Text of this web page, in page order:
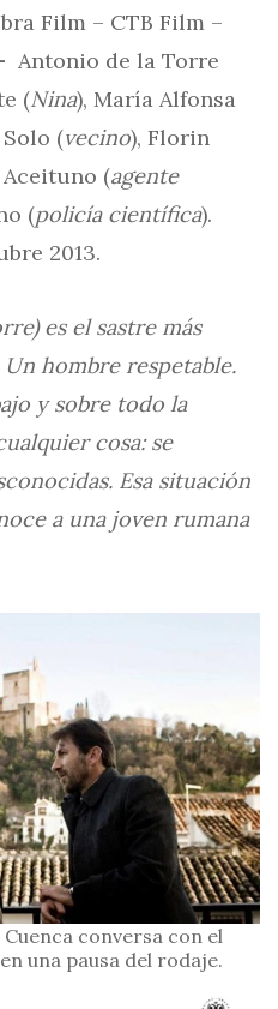
Film – CTB Film –
Antonio de la Torre
(Nina), María Alfonsa
(vecino), Florin
(agente
(policía científica).
2013.
es el sastre más
hombre respetable.
y sobre todo la
cosa: se
Esa situación
a una joven rumana
conversa con el
una pausa del rodaje.